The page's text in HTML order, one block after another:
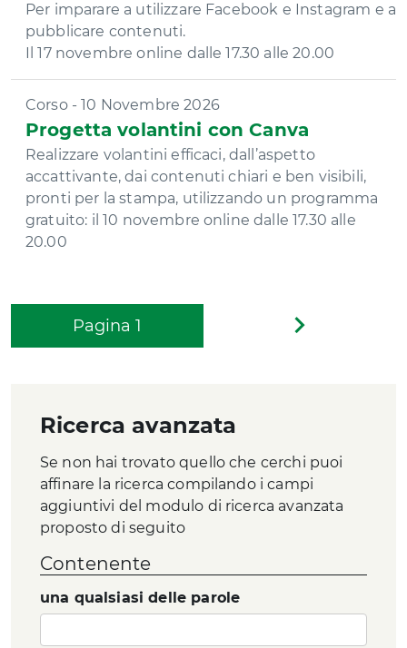
Per imparare a utilizzare Facebook e Instagram e a
pubblicare contenuti.
Il 17 novembre online dalle 17.30 alle 20.00
Corso - 10 Novembre 2026
Progetta volantini con Canva
Realizzare volantini efficaci, dall’aspetto
accattivante, dai contenuti chiari e ben visibili,
pronti per la stampa, utilizzando un programma
gratuito: il 10 novembre online dalle 17.30 alle
20.00
Pagina 1
Ricerca avanzata
Se non hai trovato quello che cerchi puoi
affinare la ricerca compilando i campi
aggiuntivi del modulo di ricerca avanzata
proposto di seguito
Contenente
una qualsiasi delle parole